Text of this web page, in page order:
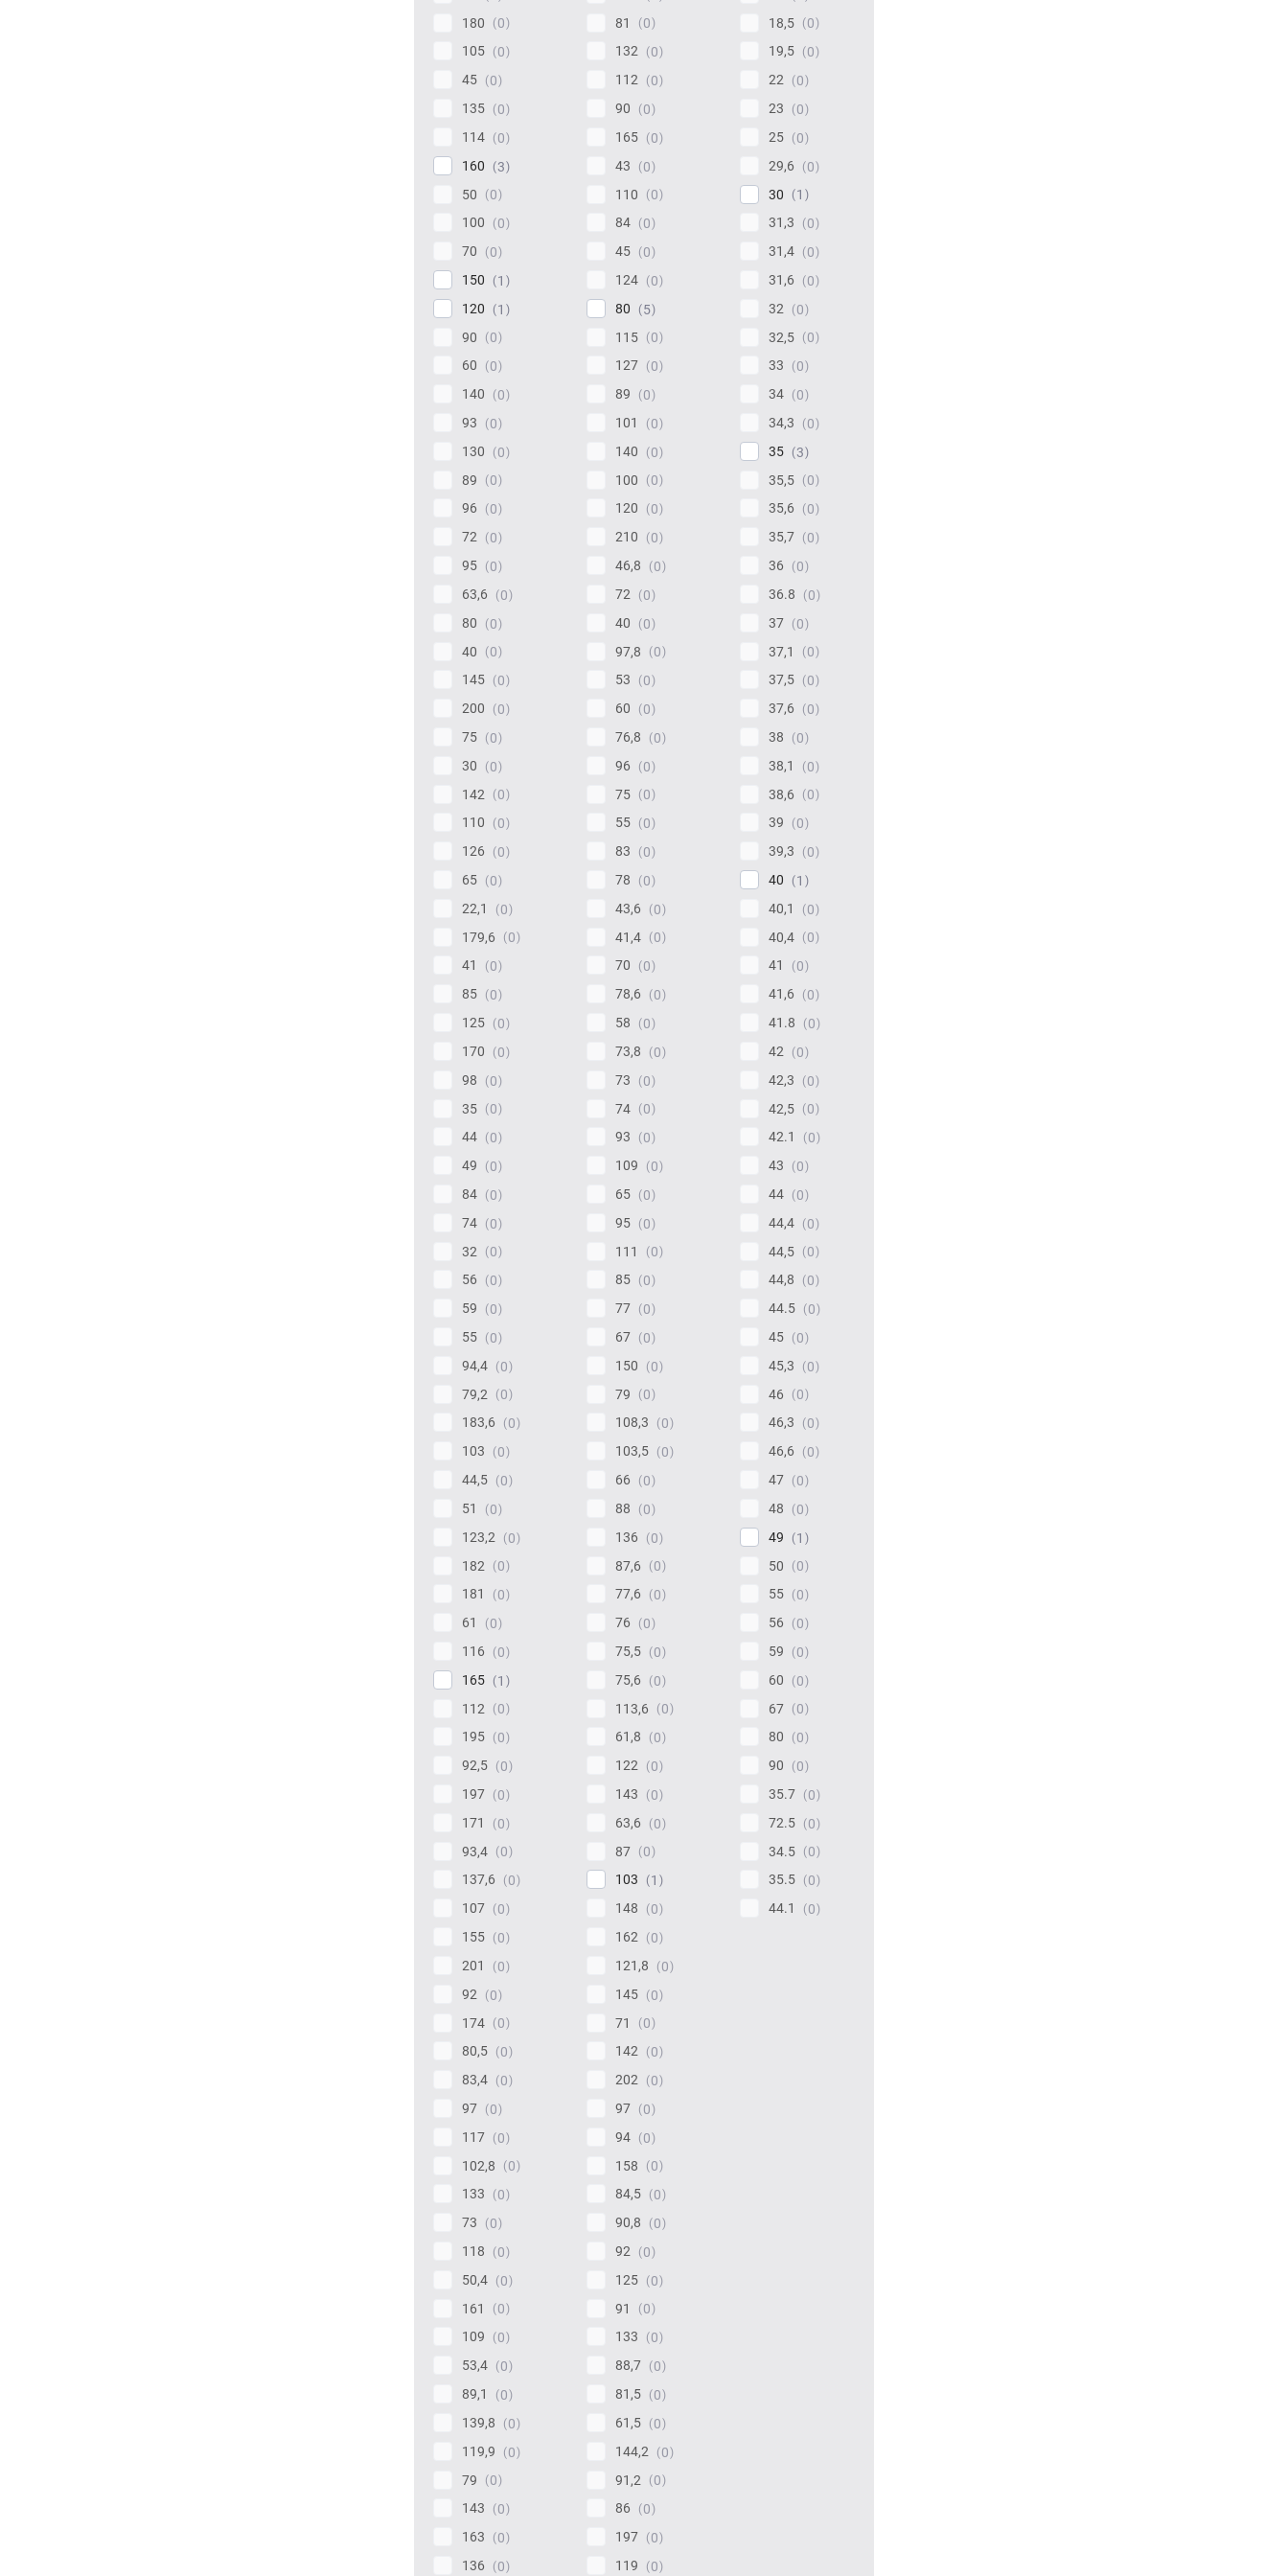
180
0
105
0
45
0
135
0
114
0
160
3
50
0
100
0
70
0
150
1
120
1
90
0
60
0
140
0
93
0
130
0
89
0
96
0
72
0
95
0
63,6
0
80
0
40
0
145
0
200
0
75
0
30
0
142
0
110
0
126
0
65
0
22,1
0
179,6
0
41
0
85
0
125
0
170
0
98
0
35
0
44
0
49
0
84
0
74
0
32
0
56
0
59
0
55
0
94,4
0
79,2
0
183,6
0
103
0
44,5
0
51
0
123,2
0
182
0
181
0
61
0
116
0
165
1
112
0
195
0
92,5
0
197
0
171
0
93,4
0
137,6
0
107
0
155
0
201
0
92
0
174
0
80,5
0
83,4
0
97
0
117
0
102,8
0
133
0
73
0
118
0
50,4
0
161
0
109
0
53,4
0
89,1
0
139,8
0
119,9
0
79
0
143
0
163
0
136
0
81
0
132
0
112
0
90
0
165
0
43
0
110
0
84
0
45
0
124
0
80
5
115
0
127
0
89
0
101
0
140
0
100
0
120
0
210
0
46,8
0
72
0
40
0
97,8
0
53
0
60
0
76,8
0
96
0
75
0
55
0
83
0
78
0
43,6
0
41,4
0
70
0
78,6
0
58
0
73,8
0
73
0
74
0
93
0
109
0
65
0
95
0
111
0
85
0
77
0
67
0
150
0
79
0
108,3
0
103,5
0
66
0
88
0
136
0
87,6
0
77,6
0
76
0
75,5
0
75,6
0
113,6
0
61,8
0
122
0
143
0
63,6
0
87
0
103
1
148
0
162
0
121,8
0
145
0
71
0
142
0
202
0
97
0
94
0
158
0
84,5
0
90,8
0
92
0
125
0
91
0
133
0
88,7
0
81,5
0
61,5
0
144,2
0
91,2
0
86
0
197
0
119
0
18,5
0
19,5
0
22
0
23
0
25
0
29,6
0
30
1
31,3
0
31,4
0
31,6
0
32
0
32,5
0
33
0
34
0
34,3
0
35
3
35,5
0
35,6
0
35,7
0
36
0
36.8
0
37
0
37,1
0
37,5
0
37,6
0
38
0
38,1
0
38,6
0
39
0
39,3
0
40
1
40,1
0
40,4
0
41
0
41,6
0
41.8
0
42
0
42,3
0
42,5
0
42.1
0
43
0
44
0
44,4
0
44,5
0
44,8
0
44.5
0
45
0
45,3
0
46
0
46,3
0
46,6
0
47
0
48
0
49
1
50
0
55
0
56
0
59
0
60
0
67
0
80
0
90
0
35.7
0
72.5
0
34.5
0
35.5
0
44.1
0